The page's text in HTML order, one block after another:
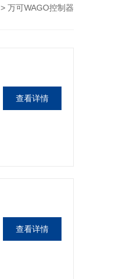
> 万可WAGO控制器
查看详情
查看详情